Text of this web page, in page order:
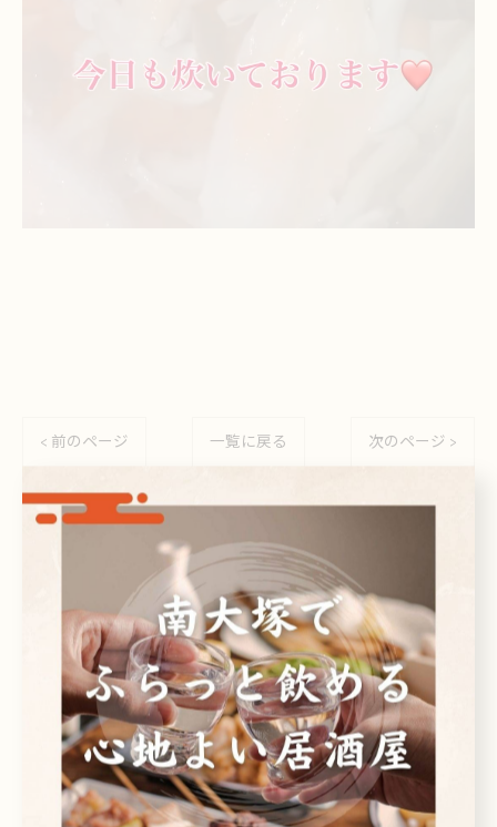
< 前のページ 一覧に戻る 次のページ >
カテゴリー Categories
全てのカテゴリー
日本酒
ビール
焼酎
刺身
ドリンク